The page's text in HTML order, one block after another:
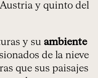
y quinto del
y su ambiente
de la nieve
que sus paisajes